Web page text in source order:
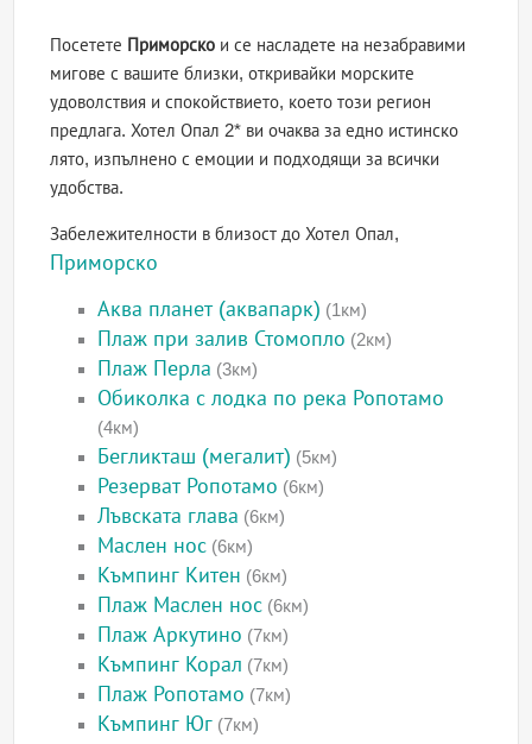
Посетете Приморско и се насладете на незабравими
мигове с вашите близки, откривайки морските
удоволствия и спокойствието, което този регион
предлага. Хотел Опал 2* ви очаква за едно истинско
лято, изпълнено с емоции и подходящи за всички
удобства.
Забележителности в близост до Хотел Опал,
Приморско
Аква планет (аквапарк) (1км)
Плаж при залив Стомопло (2км)
Плаж Перла (3км)
Обиколка с лодка по река Ропотамо
(4км)
Бегликташ (мегалит) (5км)
Резерват Ропотамо (6км)
Лъвската глава (6км)
Маслен нос (6км)
Къмпинг Китен (6км)
Плаж Маслен нос (6км)
Плаж Аркутино (7км)
Къмпинг Корал (7км)
Плаж Ропотамо (7км)
Къмпинг Юг (7км)